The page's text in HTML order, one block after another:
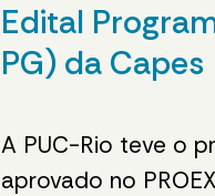
Edital
PG) da Capes
A PUC-Rio teve o
aprovado no